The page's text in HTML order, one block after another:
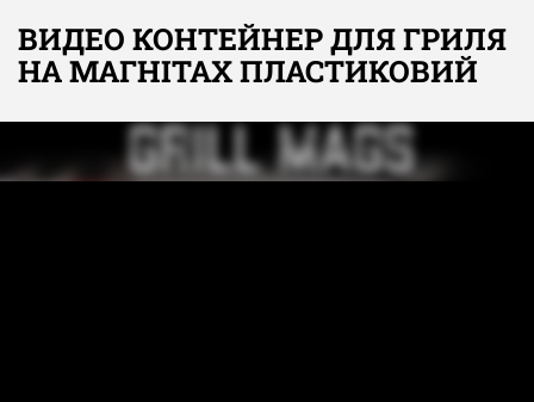
ВИДЕО КОНТЕЙНЕР ДЛЯ ГРИЛЯ
НА МАГНІТАХ ПЛАСТИКОВИЙ